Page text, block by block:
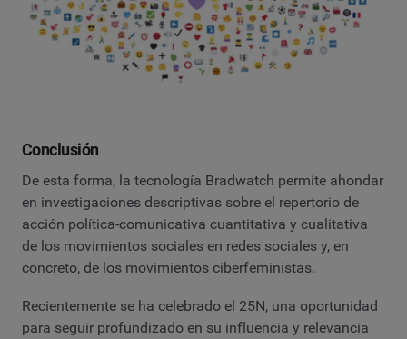
Conclusión
De esta forma, la tecnología Bradwatch permite ahondar
en investigaciones descriptivas sobre el repertorio de
acción política-comunicativa cuantitativa y cualitativa
de los movimientos sociales en redes sociales y, en
concreto, de los movimientos ciberfeministas.
Recientemente se ha celebrado el 25N, una oportunidad
para seguir profundizado en su influencia y relevancia